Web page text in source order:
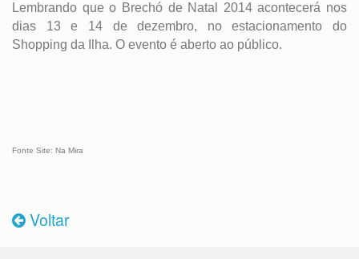
Lembrando que o Brechó de Natal 2014 acontecerá nos
dias 13 e 14 de dezembro, no estacionamento do
Shopping da Ilha. O evento é aberto ao público.
Fonte Site: Na Mira
Voltar